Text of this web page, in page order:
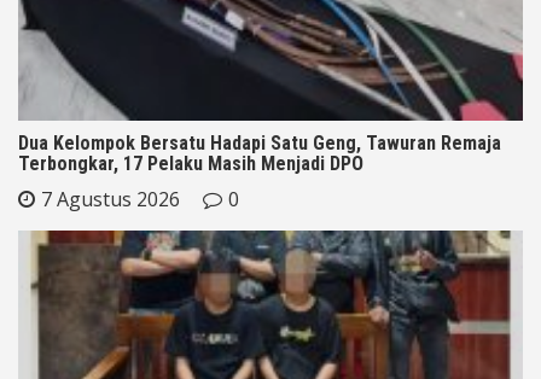
Dua Kelompok Bersatu Hadapi Satu Geng, Tawuran Remaja
Terbongkar, 17 Pelaku Masih Menjadi DPO
7 Agustus 2026 0